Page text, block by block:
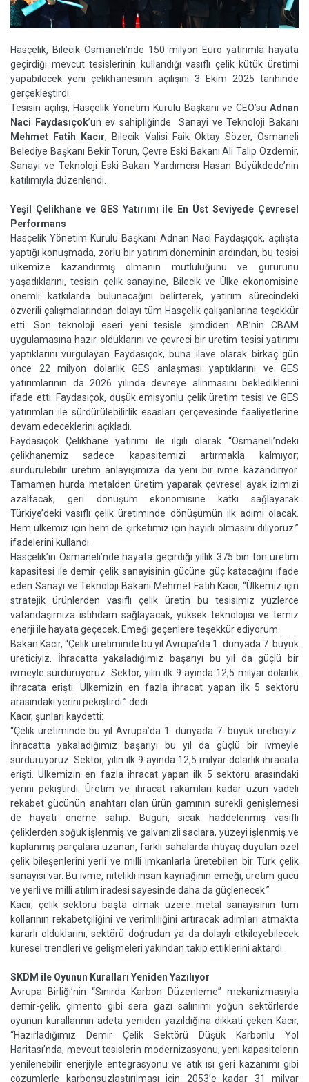
Hasçelik, Bilecik Osmaneli’nde 150 milyon Euro yatırımla hayata
geçirdiği mevcut tesislerinin kullandığı vasıflı çelik kütük üretimi
yapabilecek yeni çelikhanesinin açılışını 3 Ekim 2025 tarihinde
gerçekleştirdi.
Tesisin açılışı, Hasçelik Yönetim Kurulu Başkanı ve CEO’su Adnan
Naci Faydasıçok’un ev sahipliğinde Sanayi ve Teknoloji Bakanı
Mehmet Fatih Kacır, Bilecik Valisi Faik Oktay Sözer, Osmaneli
Belediye Başkanı Bekir Torun, Çevre Eski Bakanı Ali Talip Özdemir,
Sanayi ve Teknoloji Eski Bakan Yardımcısı Hasan Büyükdede’nin
katılımıyla düzenlendi.
Yeşil Çelikhane ve GES Yatırımı ile En Üst Seviyede Çevresel
Performans
Hasçelik Yönetim Kurulu Başkanı Adnan Naci Faydaşıçok, açılışta
yaptığı konuşmada, zorlu bir yatırım döneminin ardından, bu tesisi
ülkemize kazandırmış olmanın mutluluğunu ve gururunu
yaşadıklarını, tesisin çelik sanayine, Bilecik ve Ülke ekonomisine
önemli katkılarda bulunacağını belirterek, yatırım sürecindeki
özverili çalışmalarından dolayı tüm Hasçelik çalışanlarına teşekkür
etti. Son teknoloji eseri yeni tesisle şimdiden AB’nin CBAM
uygulamasına hazır olduklarını ve çevreci bir üretim tesisi yatırımı
yaptıklarını vurgulayan Faydasıçok, buna ilave olarak birkaç gün
önce 22 milyon dolarlık GES anlaşması yaptıklarını ve GES
yatırımlarının da 2026 yılında devreye alınmasını beklediklerini
ifade etti. Faydasıçok, düşük emisyonlu çelik üretim tesisi ve GES
yatırımları ile sürdürülebilirlik esasları çerçevesinde faaliyetlerine
devam edeceklerini açıkladı.
Faydasıçok Çelikhane yatırımı ile ilgili olarak “Osmaneli’ndeki
çelikhanemiz sadece kapasitemizi artırmakla kalmıyor;
sürdürülebilir üretim anlayışımıza da yeni bir ivme kazandırıyor.
Tamamen hurda metalden üretim yaparak çevresel ayak izimizi
azaltacak, geri dönüşüm ekonomisine katkı sağlayarak
Türkiye’deki vasıflı çelik üretiminde dönüşümün ilk adımı olacak.
Hem ülkemiz için hem de şirketimiz için hayırlı olmasını diliyoruz.”
ifadelerini kullandı.
Hasçelik’in Osmaneli’nde hayata geçirdiği yıllık 375 bin ton üretim
kapasitesi ile demir çelik sanayisinin gücüne güç katacağını ifade
eden Sanayi ve Teknoloji Bakanı Mehmet Fatih Kacır, “Ülkemiz için
stratejik ürünlerden vasıflı çelik üretin bu tesisimiz yüzlerce
vatandaşımıza istihdam sağlayacak, yüksek teknolojisi ve temiz
enerji ile hayata geçecek. Emeği geçenlere teşekkür ediyorum.
Bakan Kacır, “Çelik üretiminde bu yıl Avrupa’da 1. dünyada 7. büyük
üreticiyiz. İhracatta yakaladığımız başarıyı bu yıl da güçlü bir
ivmeyle sürdürüyoruz. Sektör, yılın ilk 9 ayında 12,5 milyar dolarlık
ihracata erişti. Ülkemizin en fazla ihracat yapan ilk 5 sektörü
arasındaki yerini pekiştirdi.” dedi.
Kacır, şunları kaydetti:
“Çelik üretiminde bu yıl Avrupa’da 1. dünyada 7. büyük üreticiyiz.
İhracatta yakaladığımız başarıyı bu yıl da güçlü bir ivmeyle
sürdürüyoruz. Sektör, yılın ilk 9 ayında 12,5 milyar dolarlık ihracata
erişti. Ülkemizin en fazla ihracat yapan ilk 5 sektörü arasındaki
yerini pekiştirdi. Üretim ve ihracat rakamları kadar uzun vadeli
rekabet gücünün anahtarı olan ürün gamının sürekli genişlemesi
de hayati öneme sahip. Bugün, sıcak haddelenmiş vasıflı
çeliklerden soğuk işlenmiş ve galvanizli saclara, yüzeyi işlenmiş ve
kaplanmış parçalara uzanan, farklı sahalarda ihtiyaç duyulan özel
çelik bileşenlerini yerli ve milli imkanlarla üretebilen bir Türk çelik
sanayisi var. Bu ivme, nitelikli insan kaynağının emeği, üretim gücü
ve yerli ve milli atılım iradesi sayesinde daha da güçlenecek.”
Kacır, çelik sektörü başta olmak üzere metal sanayisinin tüm
kollarının rekabetçiliğini ve verimliliğini artıracak adımları atmakta
kararlı olduklarını, sektörü doğrudan ya da dolaylı etkileyebilecek
küresel trendleri ve gelişmeleri yakından takip ettiklerini aktardı.
SKDM ile Oyunun Kuralları Yeniden Yazılıyor
Avrupa Birliği’nin “Sınırda Karbon Düzenleme” mekanizmasıyla
demir-çelik, çimento gibi sera gazı salınımı yoğun sektörlerde
oyunun kurallarının adeta yeniden yazıldığına dikkati çeken Kacır,
“Hazırladığımız Demir Çelik Sektörü Düşük Karbonlu Yol
Haritası’nda, mevcut tesislerin modernizasyonu, yeni kapasitelerin
yenilenebilir enerjiyle entegrasyonu ve atık ısı geri kazanımı gibi
çözümlerle karbonsuzlaştırılması için 2053’e kadar 31 milyar